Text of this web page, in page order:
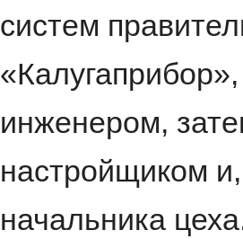
систем
инженером,
настройщиком
начальника